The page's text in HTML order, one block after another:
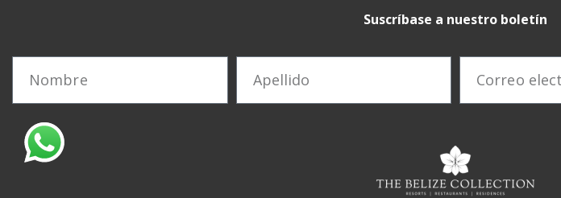
Suscríbase a nuestro boletín